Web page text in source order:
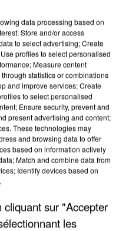
LES REFUGES
data processing based on
Store and/or access
to select advertising; Create
profiles to select personalised
Measure content
statistics or combinations
and improve services; Create
to select personalised
Ensure security, prevent and
present advertising and content;
These technologies may
and browsing data to offer
based on information actively
Match and combine data from
Identify devices based on
cliquant sur "Accepter
les